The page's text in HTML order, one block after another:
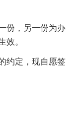
份，另一份为办
效。
约定，现自愿签